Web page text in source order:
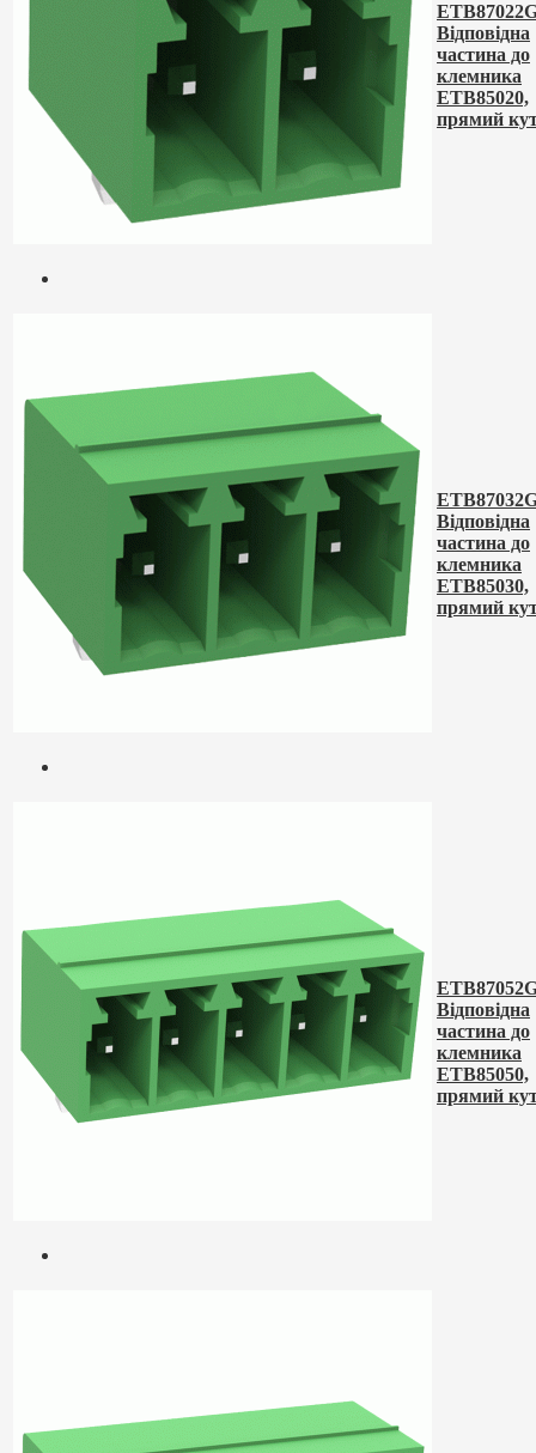
Відповідна
частина до
клемника
ETB85020,
прямий
Відповідна
частина до
клемника
ETB85030,
прямий
Відповідна
частина до
клемника
ETB85050,
прямий